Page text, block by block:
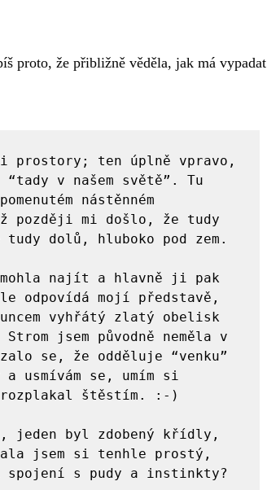
proto, že přibližně věděla, jak má vypadat
prostory; ten úplně vpravo,
v našem světě”. Tu
nástěnném
později mi došlo, že tudy
dolů, hluboko pod zem.
najít a hlavně ji pak
odpovídá mojí představě,
vyhřátý zlatý obelisk
jsem původně neměla v
se, že odděluje “venku”
usmívám se, umím si
rozplakal štěstím. :-)
jeden byl zdobený křídly,
jsem si tenhle prostý,
s pudy a instinkty?